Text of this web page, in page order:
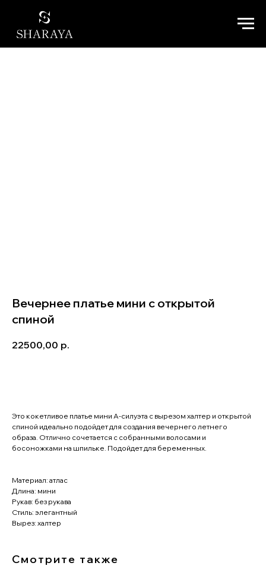
Вечернее платье мини с открытой
спиной
22500,00 р.
Это кокетливое платье мини А-силуэта с вырезом халтер и открытой
спиной идеально подойдет для создания вечернего летнего
образа. Отлично сочетается с собранными волосами и
босоножками на шпильке. Подойдет для беременных.
Материал: атлас
Длина: мини
Рукав: без рукава
Стиль: элегантный
Вырез: халтер
Смотрите также